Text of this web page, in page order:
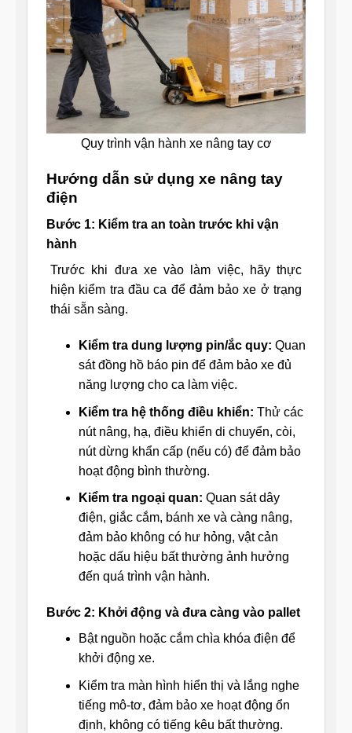
Quy trình vận hành xe nâng tay cơ
Hướng dẫn sử dụng xe nâng tay
điện
Bước 1: Kiểm tra an toàn trước khi vận
hành
Trước khi đưa xe vào làm việc, hãy thực
hiện kiểm tra đầu ca để đảm bảo xe ở trạng
thái sẵn sàng.
Kiểm tra dung lượng pin/ắc quy: Quan
sát đồng hồ báo pin để đảm bảo xe đủ
năng lượng cho ca làm việc.
Kiểm tra hệ thống điều khiển: Thử các
nút nâng, hạ, điều khiển di chuyển, còi,
nút dừng khẩn cấp (nếu có) để đảm bảo
hoạt động bình thường.
Kiểm tra ngoại quan: Quan sát dây
điện, giắc cắm, bánh xe và càng nâng,
đảm bảo không có hư hỏng, vật cản
hoặc dấu hiệu bất thường ảnh hưởng
đến quá trình vận hành.
Bước 2: Khởi động và đưa càng vào pallet
Bật nguồn hoặc cắm chìa khóa điện để
khởi động xe.
Kiểm tra màn hình hiển thị và lắng nghe
tiếng mô-tơ, đảm bảo xe hoạt động ổn
định, không có tiếng kêu bất thường.